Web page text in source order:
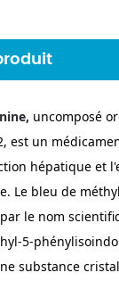
uncomposé
est un
hépatique et
Le bleu de
le nom
5-
substance